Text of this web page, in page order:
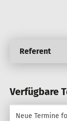
Referent
Verfügbare
Neue Termine